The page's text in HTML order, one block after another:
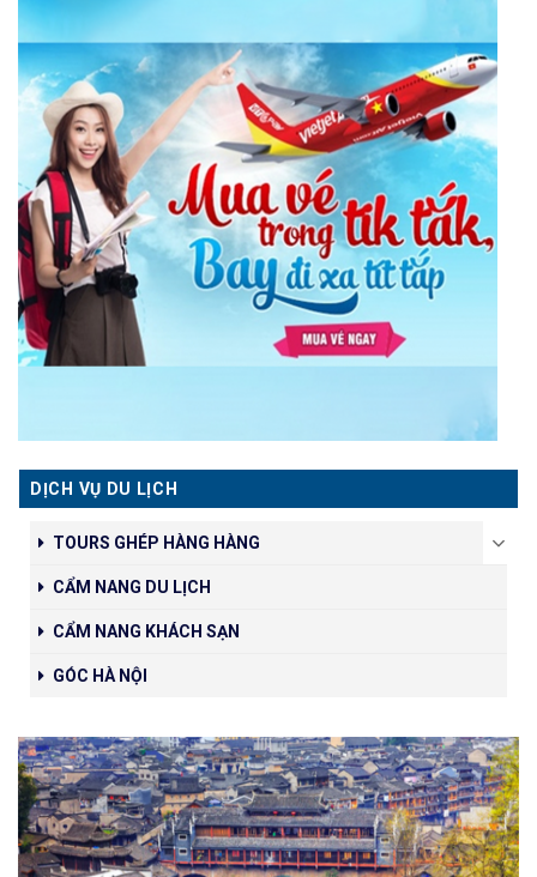
DỊCH VỤ DU LỊCH
TOURS GHÉP HÀNG HÀNG
CẨM NANG DU LỊCH
CẨM NANG KHÁCH SẠN
GÓC HÀ NỘI